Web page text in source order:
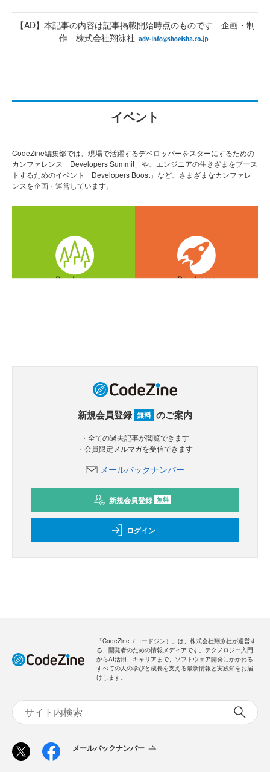
【AD】本記事の内容は記事掲載開始時点のものです 企画・制
作 株式会社翔泳社
イベント
CodeZine編集部では、現場で活躍するデベロッパーをスターにするための
カンファレンス「Developers Summit」や、エンジニアの生きざまをブース
トするためのイベント「Developers Boost」など、さまざまなカンファレ
ンスを企画・運営しています。
新規会員登録 無料 のご案内
・全ての過去記事が閲覧できます
・会員限定メルマガを受信できます
メールバックナンバー
新規会員登録 無料
ログイン
「CodeZine（コードジン）」は、株式会社翔泳社が運営す
る、開発者のための情報メディアです。テクノロジー入門
からAI活用、キャリアまで、ソフトウェア開発にかかわる
すべての人の学びと成長を支える最新情報と実践知をお届
けします。
メールバックナンバー